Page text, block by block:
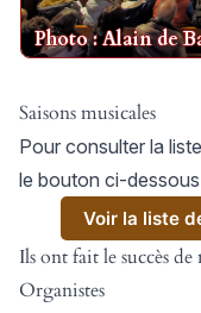
Photo : Alain de
Saisons musicales
Pour consulter la
le bouton ci-
Voir la liste
Ils ont fait le succès de
Organistes